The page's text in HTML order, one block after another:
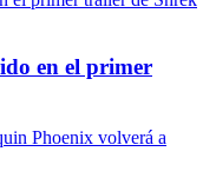
en el primer